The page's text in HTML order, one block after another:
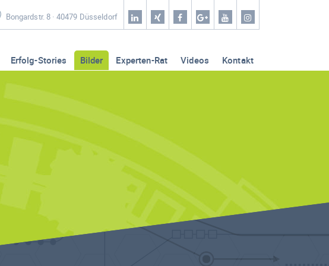
Bongardstr. 8 · 40479 Düsseldorf
Erfolg-Stories Bilder Experten-Rat Videos Kontakt
Home
Leistungen
Videos
Kontakt